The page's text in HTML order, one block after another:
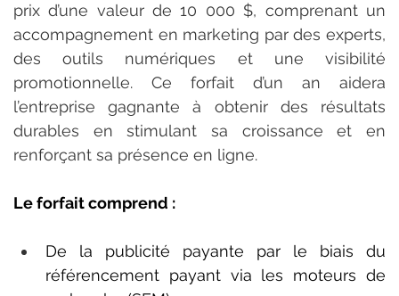
prix d’une valeur de 10 000 $, comprenant un
accompagnement en marketing par des experts,
des outils numériques et une visibilité
promotionnelle. Ce forfait d’un an aidera
l’entreprise gagnante à obtenir des résultats
durables en stimulant sa croissance et en
renforçant sa présence en ligne.
Le forfait comprend :
De la publicité payante par le biais du
référencement payant via les moteurs de